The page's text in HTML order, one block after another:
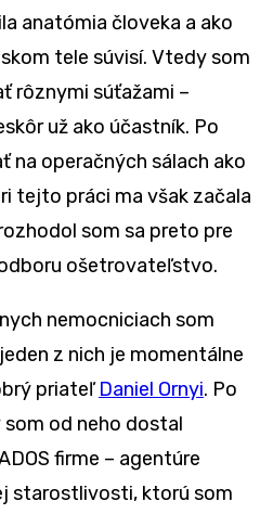
anatómia človeka a ako
tele súvisí. Vtedy som
rôznymi súťažami –
už ako účastník. Po
na operačných sálach ako
tejto práci ma však začala
som sa preto pre
ošetrovateľstvo.
nemocniciach som
z nich je momentálne
priateľDaniel Ornyi. Po
od neho dostal
firme – agentúre
starostlivosti, ktorú som